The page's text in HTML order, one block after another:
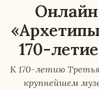
170-
К 170-летию
крупнейшем